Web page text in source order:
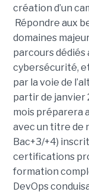
création d’un
Répondre aux
domaines
parcours dédiés
cybersécurité,
par la voie de
partir de janvier
mois préparera
avec un titre de
Bac+3/+4)
certifications
formation
DevOps